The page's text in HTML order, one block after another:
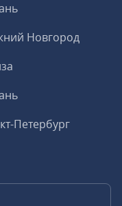
Новгород
Петербург